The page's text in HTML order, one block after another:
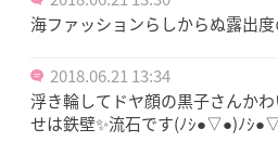
海ファッションらしからぬ露出
2018.06.21 13:34
浮き輪してドヤ顔の黒子さんか
せは鉄壁✨流石です(ﾉｼ●▽●)ﾉｼ